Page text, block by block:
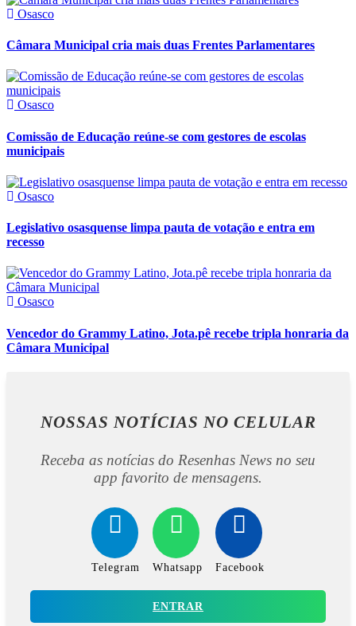
Osasco
Câmara Municipal cria mais duas Frentes Parlamentares
Osasco
Comissão de Educação reúne-se com gestores de escolas
municipais
Osasco
Legislativo osasquense limpa pauta de votação e entra em
recesso
Osasco
Vencedor do Grammy Latino, Jota.pê recebe tripla honraria da
Câmara Municipal
NOSSAS NOTÍCIAS NO CELULAR
Receba as notícias do Resenhas News no seu
app favorito de mensagens.
Telegram Whatsapp Facebook
ENTRAR